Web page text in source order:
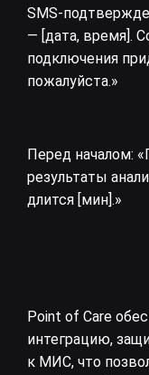
— [дата, время].
подключения
пожалуйста.»
Перед началом:
результаты
длится [мин].»
Point of Care
интеграцию,
к МИС, что